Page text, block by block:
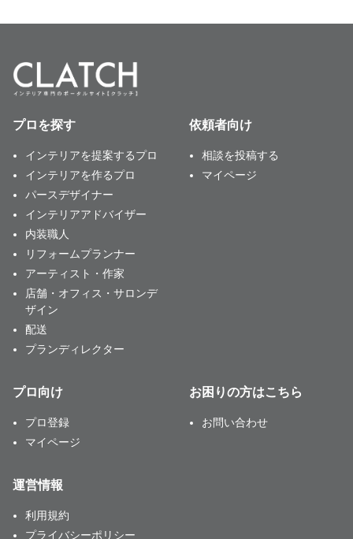
プロを探す
インテリアを提案するプロ
インテリアを作るプロ
パースデザイナー
インテリアアドバイザー
内装職人
リフォームプランナー
アーティスト・作家
店舗・オフィス・サロンデ
ザイン
配送
プランディレクター
依頼者向け
相談を投稿する
マイページ
プロ向け
プロ登録
マイページ
お困りの方はこちら
お問い合わせ
運営情報
利用規約
プライバシーポリシー